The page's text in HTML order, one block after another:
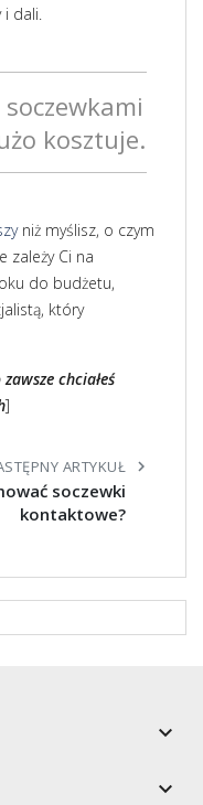
i dali.
kosztuje.
niż myślisz, o czym
zależy Ci na
do budżetu,
który
chciałeś
]
ARTYKUŁ chevron_right
soczewki
kontaktowe?

